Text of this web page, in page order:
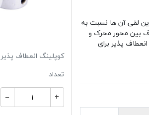
لقی آن ها نسبت به
بین محور محرک و
پذیر برای
کوپلینگ انعطاف پذیر 10*8 آلومینیومی
تعداد
+
–